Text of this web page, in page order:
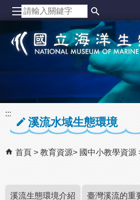
跳到主要內容區塊
:::
溪流水域生態環境
首頁 教育資源 國中小教學資源
溪流生態環境介紹 臺灣溪流的重